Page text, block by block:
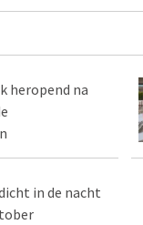
heropend na
in de nacht